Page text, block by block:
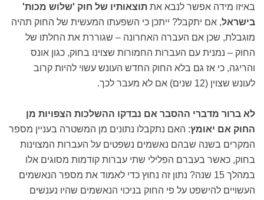
באיזו מידה אפשר לנבא את תוצאותיו של חוק 'שלוש מכות'
בישראל, אם יתקבל? ייתכן כי השפעתו המעשית של החוק תהיה
מוגבלת, שכן אם העברה האחרונה – שגוררת את החלתו של
החוק – נמנית עם העברות החמורות שצוינו בחוק, כגון אונס
והריגה, כי אז גם בלא החוק החדש העונש עשוי להיות קרוב
לעונש שצוין (12 שנים) אם לא מעבר לכך.
לא ברור מדברי ההסבר אם נבדקו ההשלכות הצפויות מן
החוק אם יאומץ: האם נתקבלו נתונים מן המשטרה בעניין מספר
המקרים בשנה שבהם נאשמים נשפטים על העברות המצוינות
בחוק, כאשר בעברם הפלילי שתי עברות קודמות מסוגים אלו
במהלך 15 שנה? נתון זה נחוץ כדי לאמוד את מספר הנאשמים
העשויים להישפט על פי החוק בניכוי הנאשמים שהיו נענשים